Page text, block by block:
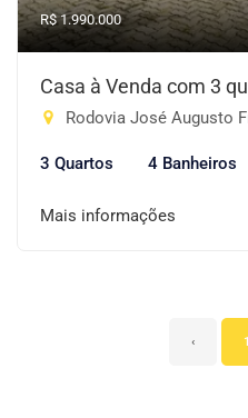
R$ 1.990.000
Casa à Venda com 3
Rodovia José Augusto
3 Quartos 4 Banheiros
Mais informações
‹ 1